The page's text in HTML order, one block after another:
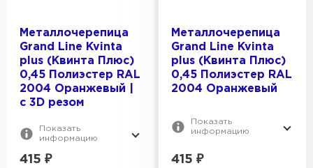
Металлочерепица
Grand Line Kvinta
plus (Квинта Плюс)
0,45 Полиэстер RAL
2004 Оранжевый |
c 3D резом
Показать
информацию
415 ₽
Металлочерепица
Grand Line Kvinta
plus (Квинта Плюс)
0,45 Полиэстер RAL
2004 Оранжевый
Показать
информацию
415 ₽